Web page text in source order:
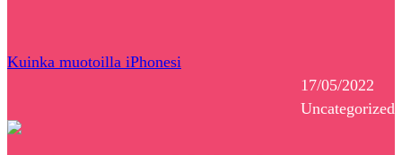
Kuinka muotoilla iPhonesi
17/05/2022
Uncategorized